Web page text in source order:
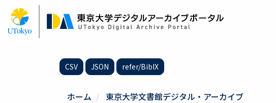
ン
CSV JSON refer/BibIX
ホーム 東京大学文書館デジタル・アーカイブ